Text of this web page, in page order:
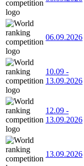
06.09.2026
10.09 -
13.09.2026
12.09 -
13.09.2026
13.09.2026